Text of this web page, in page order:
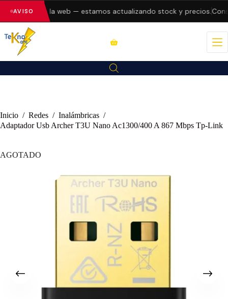
AVISO
errores en la web — estamos actualizando stock y precios.
Inicio / Redes / Inalámbricas /
Adaptador Usb Archer T3U Nano Ac1300/400 A 867 Mbps Tp-Link
AGOTADO